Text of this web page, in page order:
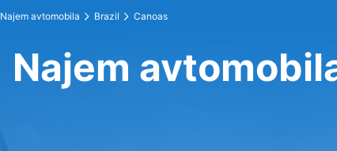
Najem avtomobila Brazil Canoas
Najem